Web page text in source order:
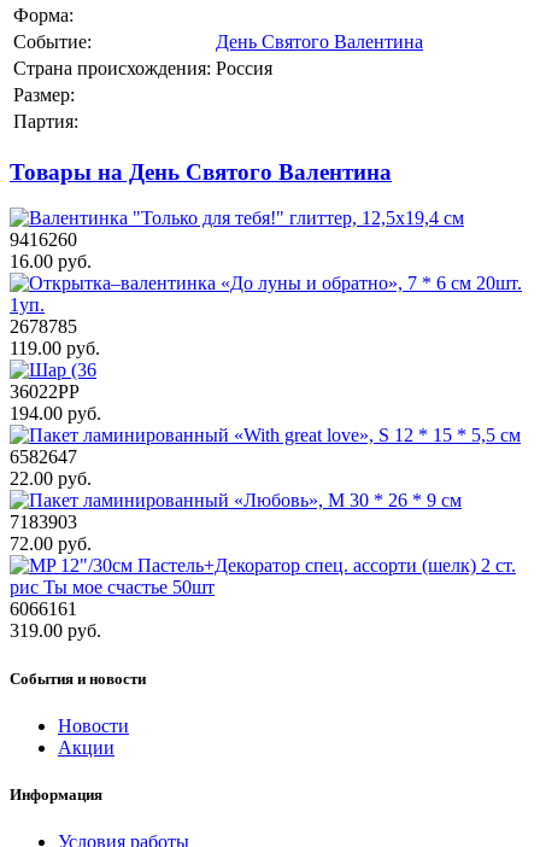
Форма:
Событие:
День Святого Валентина
Страна происхождения: Россия
Размер:
Партия:
Товары на День Святого Валентина
9416260
16.00 руб.
2678785
119.00 руб.
36022PP
194.00 руб.
6582647
22.00 руб.
7183903
72.00 руб.
6066161
319.00 руб.
События и новости
Новости
Акции
Информация
Условия работы